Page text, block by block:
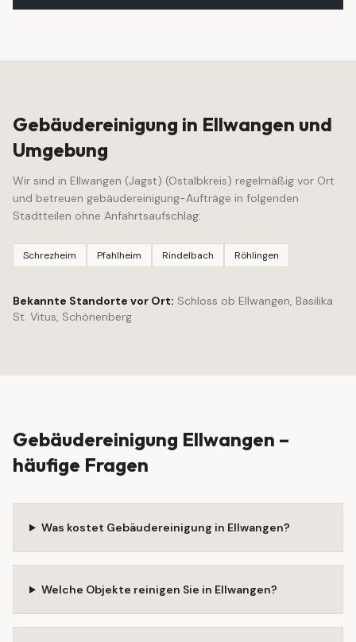
Gebäudereinigung in Ellwangen und
Umgebung
Wir sind in Ellwangen (Jagst) (Ostalbkreis) regelmäßig vor Ort
und betreuen gebäudereinigung-Aufträge in folgenden
Stadtteilen ohne Anfahrtsaufschlag:
Schrezheim Pfahlheim Rindelbach Röhlingen
Bekannte Standorte vor Ort: Schloss ob Ellwangen, Basilika
St. Vitus, Schönenberg
Gebäudereinigung Ellwangen –
häufige Fragen
Was kostet Gebäudereinigung in Ellwangen?
Welche Objekte reinigen Sie in Ellwangen?